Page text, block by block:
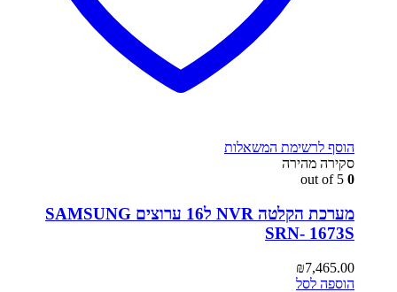
הוסף לרשימת המשאלות
סקירה מהירה
0
מערכת הקלטה NVR ל16 ערוצים SAMSUNG
SRN- 1673S
₪7,465.00
הוספה לסל